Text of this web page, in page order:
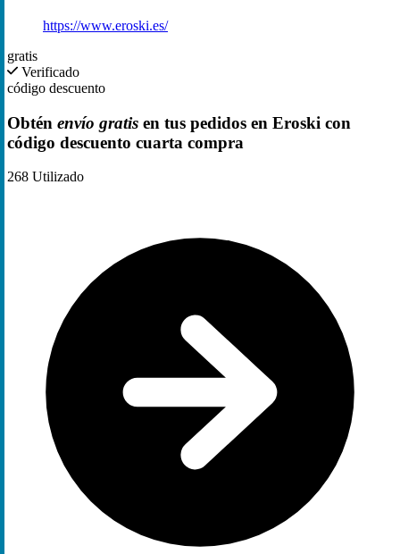
https://www.eroski.es/
gratis
Verificado
código descuento
Obtén envío gratis en tus pedidos en Eroski con
código descuento cuarta compra
268 Utilizado